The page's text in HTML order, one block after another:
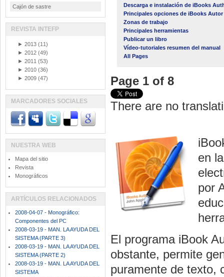
Descarga e instalación de iBooks
Principales opciones de iBooks
Zonas de trabajo
Principales herramientas
Publicar un libro
Vídeo-tutoriales resumen del manual
All Pages
Page 1 of 8
There are no
en
por
El programa iBook
obstante, permite
puramente de texto,
Cajón de sastre
REVISTA INTEFP
► 2013 (11)
► 2012 (49)
► 2011 (53)
► 2010 (36)
► 2009 (47)
MARCADORES SOCIALES
NUESTRA WEB
Mapa del sitio
Revista
Monográficos
ARTÍCULOS RELACIONADOS
2008-04-07 - Monográfico:
Componentes del PC
2008-03-19 - MAN. LA AYUDA DEL
SISTEMA (PARTE 3)
2008-03-19 - MAN. LA AYUDA DEL
SISTEMA (PARTE 2)
2008-03-19 - MAN. LA AYUDA DEL
SISTEMA